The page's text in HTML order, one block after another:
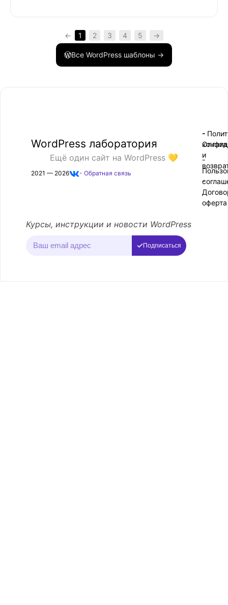
← 1 2 3 4 5 →
Все WordPress шаблоны →
WordPress лаборатория
Ещё один сайт на WordPress 💛
2021 — 2026 - Обратная связь
-
-
-
Оплата
и
-
оферта
Курсы, инструкции и новости WordPress
Подписаться